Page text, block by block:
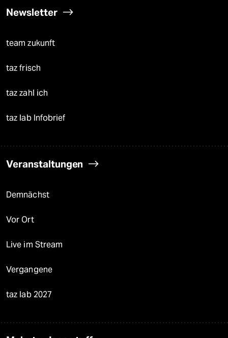
Newsletter
team zukunft
taz frisch
taz zahl ich
taz lab Infobrief
Veranstaltungen
Demnächst
Vor Ort
Live im Stream
Vergangene
taz lab 2027